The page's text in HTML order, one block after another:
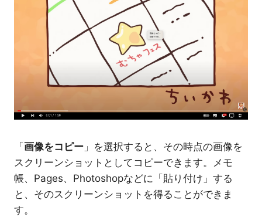
「 画像をコピー 」を選択すると、その時点の画像を
スクリーンショットとしてコピーできます。メモ
帳、Pages、Photoshopなどに「貼り付け」する
と、そのスクリーンショットを得ることができま
す。